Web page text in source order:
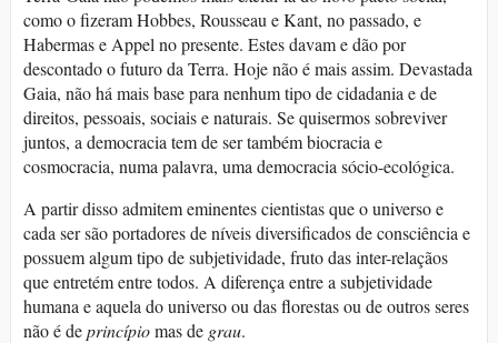
como o fizeram Hobbes, Rousseau e Kant, no passado, e
Habermas e Appel no presente. Estes davam e dão por
descontado o futuro da Terra. Hoje não é mais assim. Devastada
Gaia, não há mais base para nenhum tipo de cidadania e de
direitos, pessoais, sociais e naturais. Se quisermos sobreviver
juntos, a democracia tem de ser também biocracia e
cosmocracia, numa palavra, uma democracia sócio-ecológica.
A partir disso admitem eminentes cientistas que o universo e
cada ser são portadores de níveis diversificados de consciência e
possuem algum tipo de subjetividade, fruto das inter-relaçãos
que entretém entre todos. A diferença entre a subjetividade
humana e aquela do universo ou das florestas ou de outros seres
não é deprincípiomas de grau.